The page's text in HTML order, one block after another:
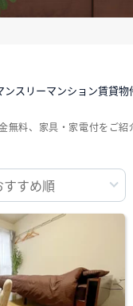
スリーマンション賃貸物
料、家具・家電付をご紹